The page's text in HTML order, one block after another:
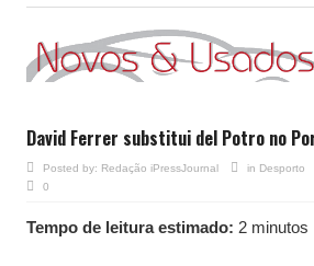
David Ferrer substitui del Potro no
Posted by: Redação iPressJournal in Desporto
0
Tempo de leitura estimado: 2 minutos